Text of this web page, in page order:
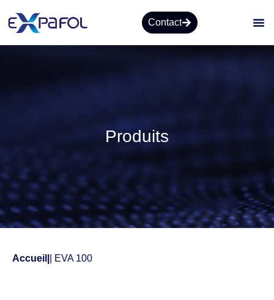
Contact
Produits
Accueil | EVA 100